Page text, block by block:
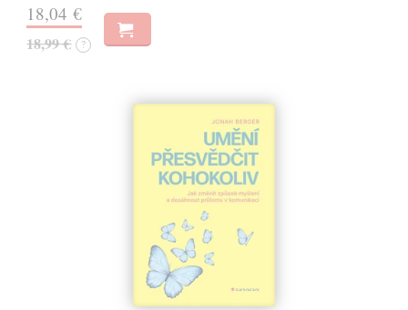
18,04 €
18,99 € ?